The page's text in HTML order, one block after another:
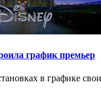
график премьер
в графике